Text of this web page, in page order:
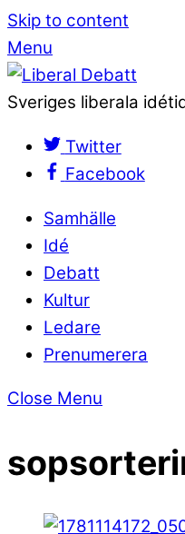
Skip to content
Menu
Sveriges liberala
Twitter
Facebook
Samhälle
Idé
Debatt
Kultur
Ledare
Prenumerera
Close Menu